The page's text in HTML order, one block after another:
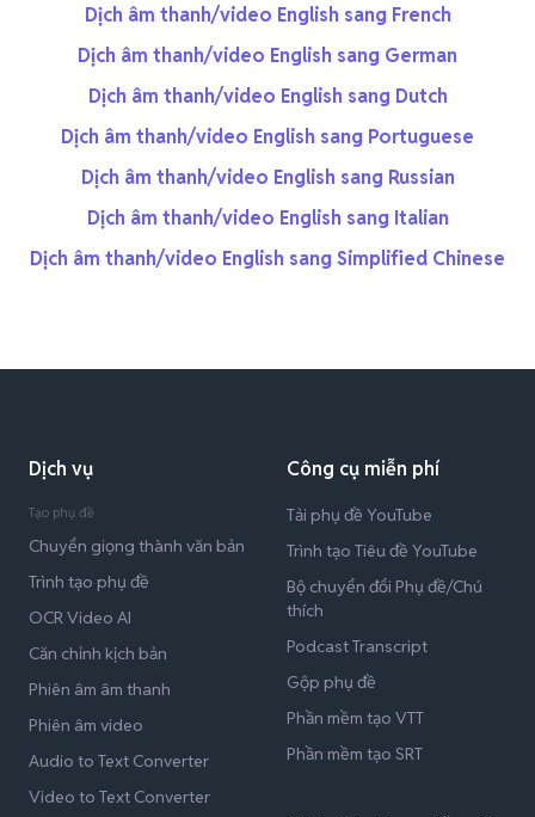
Dịch âm thanh/video English sang French
Dịch âm thanh/video English sang German
Dịch âm thanh/video English sang Dutch
Dịch âm thanh/video English sang Portuguese
Dịch âm thanh/video English sang Russian
Dịch âm thanh/video English sang Italian
Dịch âm thanh/video English sang Simplified Chinese
Dịch vụ
Tạo phụ đề
Chuyển giọng thành văn bản
Trình tạo phụ đề
OCR Video AI
Căn chỉnh kịch bản
Phiên âm âm thanh
Phiên âm video
Audio to Text Converter
Video to Text Converter
Công cụ miễn phí
Tải phụ đề YouTube
Trình tạo Tiêu đề YouTube
Bộ chuyển đổi Phụ đề/Chú
thích
Podcast Transcript
Gộp phụ đề
Phần mềm tạo VTT
Phần mềm tạo SRT